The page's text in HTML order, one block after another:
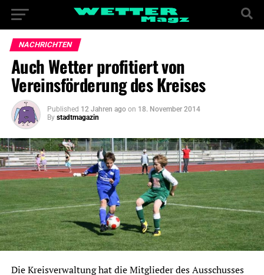
NACHRICHTEN
Auch Wetter profitiert von
Vereinsförderung des Kreises
Published 12 Jahren ago on 18. November 2014
By stadtmagazin
Die Kreisverwaltung hat die Mitglieder des Ausschusses